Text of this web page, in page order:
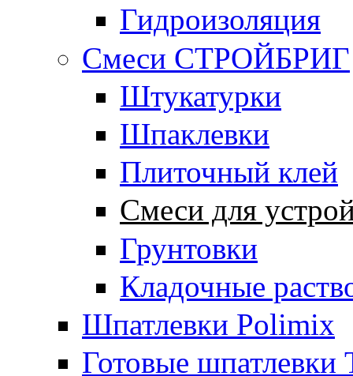
Гидроизоляция
Смеси СТРОЙБРИГ
Штукатурки
Шпаклевки
Плиточный клей
Смеси для
Грунтовки
Кладочные
Шпатлевки Polimix
Готовые шпатлевки